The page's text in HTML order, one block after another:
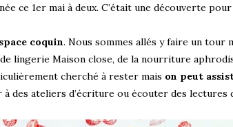
ce 1er mai à deux. C’était une découverte
coquin. Nous sommes allés y faire un tour
lingerie Maison close, de la nourriture
cherché à rester mais on peut
des ateliers d’écriture ou écouter des lectures